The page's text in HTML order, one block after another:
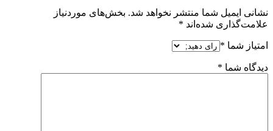
نشانی ایمیل شما منتشر نخواهد شد. بخش‌های موردنیاز
علامت‌گذاری شده‌اند *
امتیاز شما *
دیدگاه شما *